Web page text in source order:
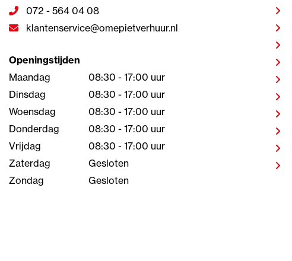
072 - 564 04 08
klantenservice@omepietverhuur.nl
Openingstijden
Maandag
08:30 - 17:00 uur
Dinsdag
08:30 - 17:00 uur
Woensdag
08:30 - 17:00 uur
Donderdag
08:30 - 17:00 uur
Vrijdag
08:30 - 17:00 uur
Zaterdag
Gesloten
Zondag
Gesloten